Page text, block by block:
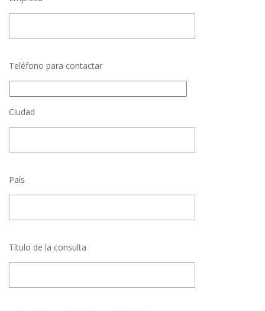
Teléfono para contactar
Ciudad
País
Título de la consulta